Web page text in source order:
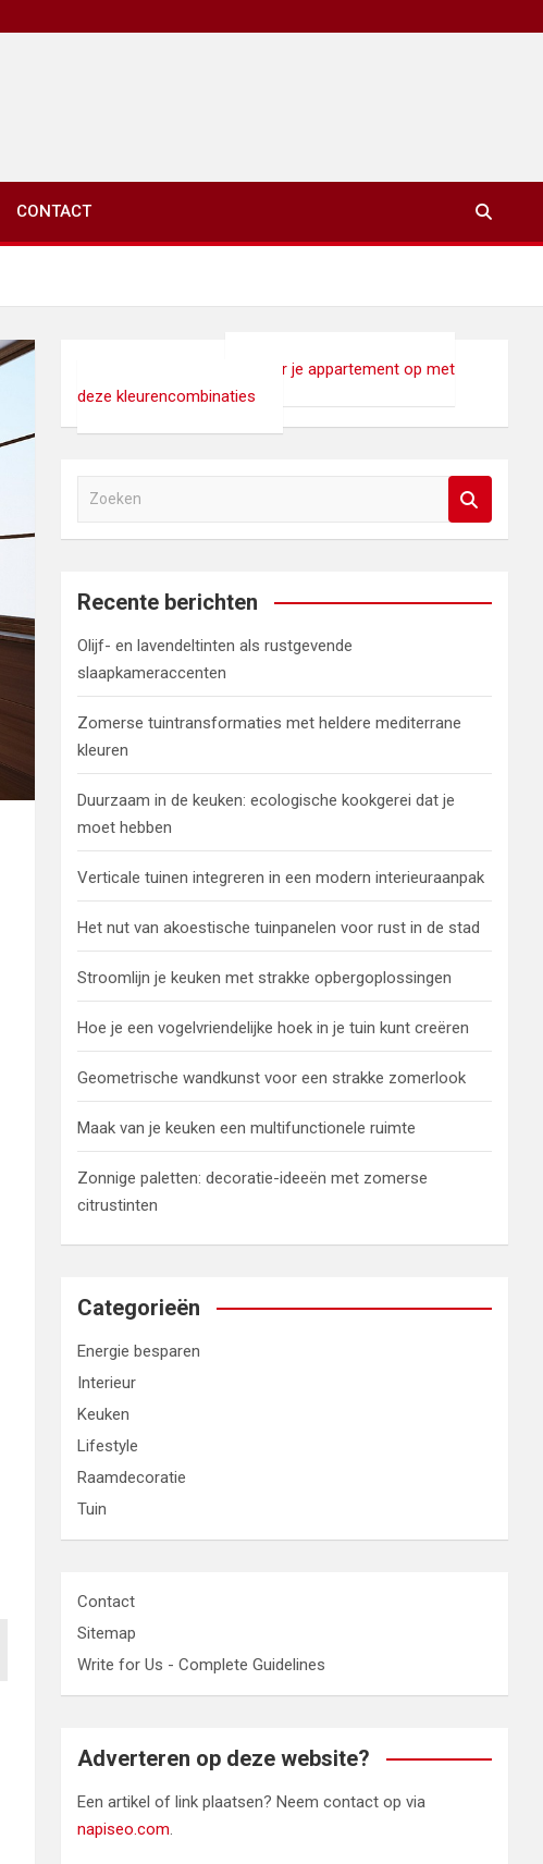
CONTACT
Fleur je appartement op met
deze kleurencombinaties
e
e
Recente berichten
Olijf- en lavendeltinten als rustgevende
slaapkameraccenten
Zomerse tuintransformaties met heldere mediterrane
kleuren
Duurzaam in de keuken: ecologische kookgerei dat je
moet hebben
Verticale tuinen integreren in een modern interieuraanpak
Het nut van akoestische tuinpanelen voor rust in de stad
Stroomlijn je keuken met strakke opbergoplossingen
Hoe je een vogelvriendelijke hoek in je tuin kunt creëren
Geometrische wandkunst voor een strakke zomerlook
Maak van je keuken een multifunctionele ruimte
Zonnige paletten: decoratie-ideeën met zomerse
citrustinten
Categorieën
Energie besparen
Interieur
Keuken
Lifestyle
Raamdecoratie
Tuin
Contact
Sitemap
Write for Us - Complete Guidelines
Adverteren op deze website?
Een artikel of link plaatsen? Neem contact op via
napiseo.com.